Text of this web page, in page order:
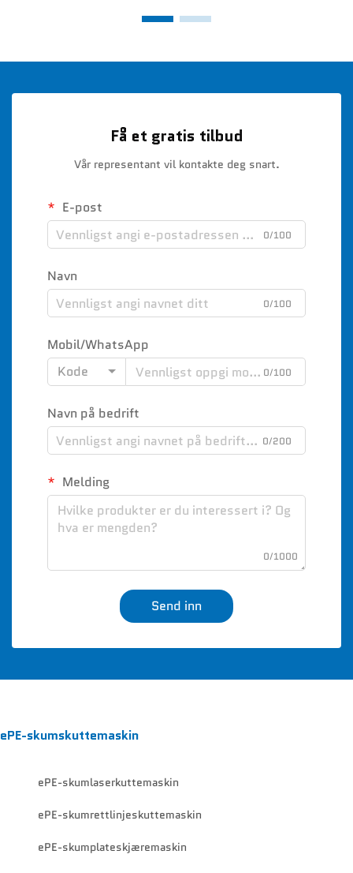
Få et gratis tilbud
Vår representant vil kontakte deg snart.
E-post
0/100
Navn
0/100
Mobil/WhatsApp
Kode
0/100
Navn på bedrift
0/200
Melding
0/1000
Send inn
ePE-skumskuttemaskin
ePE-skumlaserkuttemaskin
ePE-skumrettlinjeskuttemaskin
ePE-skumplateskjæremaskin